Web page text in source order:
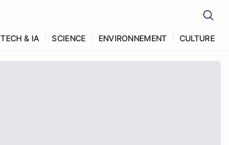
TECH & IA SCIENCE ENVIRONNEMENT CULTURE